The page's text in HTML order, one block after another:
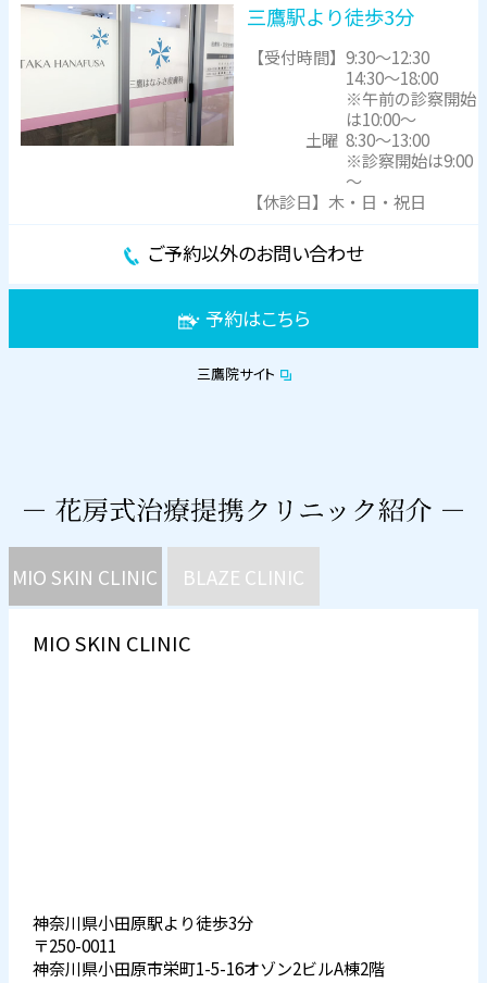
三鷹駅より徒歩3分
【受付時間】9:30～12:30
14:30～18:00
※午前の診察開始
は10:00～
土曜 8:30～13:00
※診察開始は9:00
～
【休診日】木・日・祝日
ご予約以外のお問い合わせ
予約はこちら
三鷹院サイト
MIO SKIN CLINIC BLAZE CLINIC
MIO SKIN CLINIC
神奈川県小田原駅より徒歩3分
〒250-0011
神奈川県小田原市栄町1-5-16オゾン2ビルA棟2階